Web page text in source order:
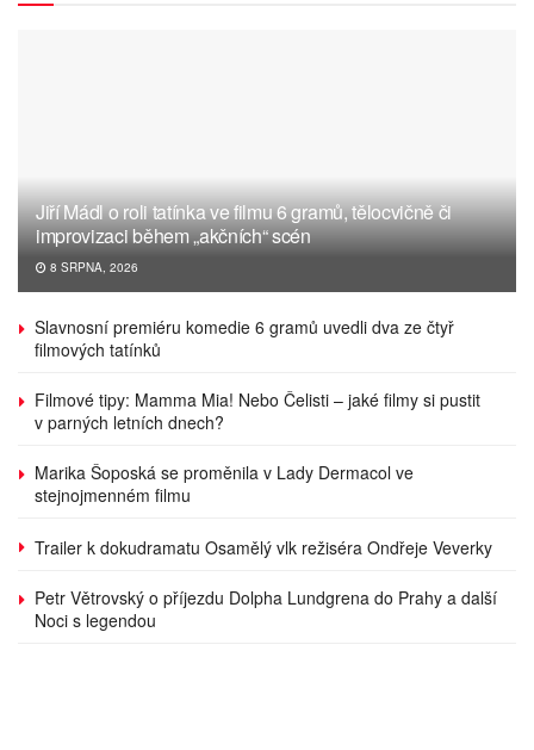
Jiří Mádl o roli tatínka ve filmu 6 gramů, tělocvičně či
improvizaci během „akčních“ scén
8 SRPNA, 2026
Slavnosní premiéru komedie 6 gramů uvedli dva ze čtyř
filmových tatínků
Filmové tipy: Mamma Mia! Nebo Čelisti – jaké filmy si pustit
v parných letních dnech?
Marika Šoposká se proměnila v Lady Dermacol ve
stejnojmenném filmu
Trailer k dokudramatu Osamělý vlk režiséra Ondřeje Veverky
Petr Větrovský o příjezdu Dolpha Lundgrena do Prahy a další
Noci s legendou